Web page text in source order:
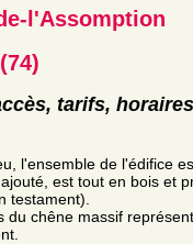
l'Assomption
tarifs, horaires
l'ensemble de l'édifice
est tout en bois et
testament).
du chêne massif